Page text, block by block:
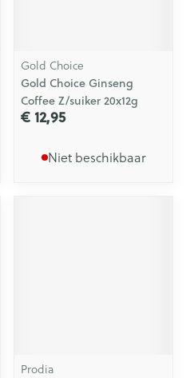
Gold Choice
Gold Choice Ginseng
Coffee Z/suiker 20x12g
€ 12,95
Niet beschikbaar
Prodia